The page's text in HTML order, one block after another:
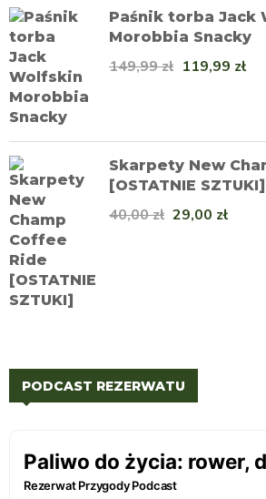
Paśnik torba Jack
Morobbia Snacky
149,99zł 119,99 zł
Skarpety New
[OSTATNIE SZTUKI]
40,00zł 29,00 zł
PODCAST REZERWATU